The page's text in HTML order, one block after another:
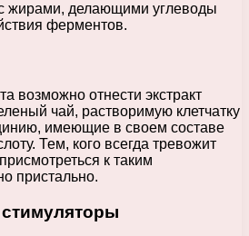
жирами, делающими углеводы
ферментов.
возможно отнести экстракт
чай, растворимую клетчатку
имеющие в своем составе
Тем, кого всегда тревожит
к таким
пристально.